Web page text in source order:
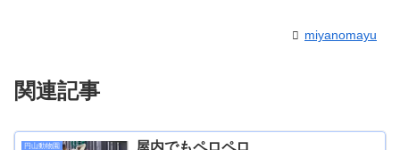
miyanomayu
関連記事
円山動物園